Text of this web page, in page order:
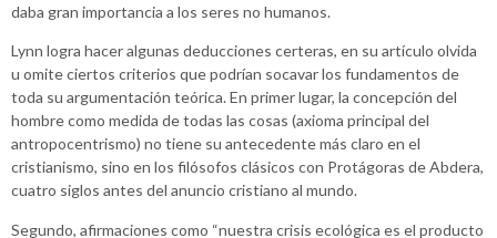
daba gran importancia a los seres no humanos.
Lynn logra hacer algunas deducciones certeras, en su artículo olvida
u omite ciertos criterios que podrían socavar los fundamentos de
toda su argumentación teórica. En primer lugar, la concepción del
hombre como medida de todas las cosas (axioma principal del
antropocentrismo) no tiene su antecedente más claro en el
cristianismo, sino en los filósofos clásicos con Protágoras de Abdera,
cuatro siglos antes del anuncio cristiano al mundo.
Segundo, afirmaciones como “nuestra crisis ecológica es el producto